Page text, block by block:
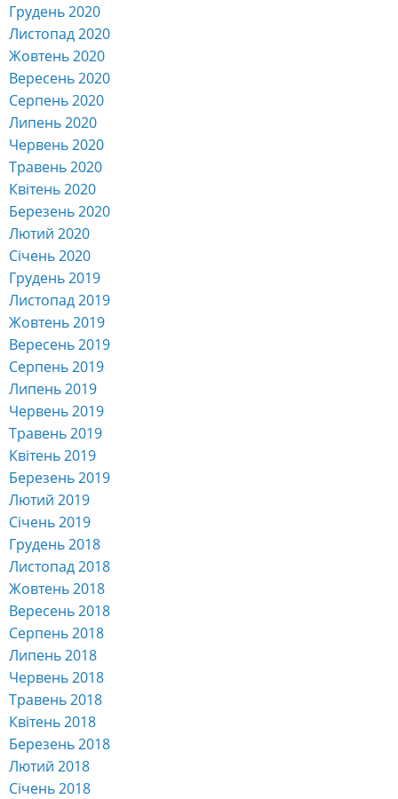
Грудень 2020
Листопад 2020
Жовтень 2020
Вересень 2020
Серпень 2020
Липень 2020
Червень 2020
Травень 2020
Квітень 2020
Березень 2020
Лютий 2020
Січень 2020
Грудень 2019
Листопад 2019
Жовтень 2019
Вересень 2019
Серпень 2019
Липень 2019
Червень 2019
Травень 2019
Квітень 2019
Березень 2019
Лютий 2019
Січень 2019
Грудень 2018
Листопад 2018
Жовтень 2018
Вересень 2018
Серпень 2018
Липень 2018
Червень 2018
Травень 2018
Квітень 2018
Березень 2018
Лютий 2018
Січень 2018